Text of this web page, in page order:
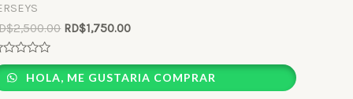
2,500.00 RD$1,750.00
HOLA, ME GUSTARIA COMPRAR